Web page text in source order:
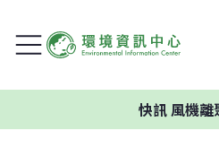
快訊風機離聚